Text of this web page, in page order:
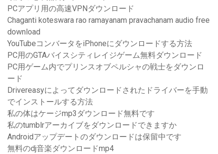
PCアプリ用の高速VPNダウンロード
Chaganti koteswara rao ramayanam pravachanam audio free
download
YouTubeコンバータをiPhoneにダウンロードする方法
PC用のGTAバイスシティレイジゲーム無料ダウンロード
PC用ゲーム内でプリンスオブペルシャの戦士をダウンロ
ード
Drivereasyによってダウンロードされたドライバーを手動
でインストールする方法
私の体はケージmp3ダウンロード無料です
私のtumblrアーカイブをダウンロードできますか
Androidアップデートのダウンロードは保留中です
無料のdj音楽ダウンロードmp4